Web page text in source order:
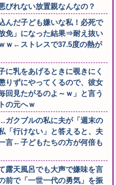
れない放置親なんなの？
んだ子ども嫌いな私！必死で
免」になった結果⇒耐え抜い
ｗ←ストレスで37.5度の熱が
に乳をあげるときに覗きにく
りずにやってくるので、彼女
回見たがるのよ～ｗ」と言う
の元へｗ
ガクブルの私に夫が「週末の
「行けない」と答えると、夫
言←子どもたちの方が何倍も
露天風呂でも大声で嫌味を言
前で「一世一代の勇気」を振